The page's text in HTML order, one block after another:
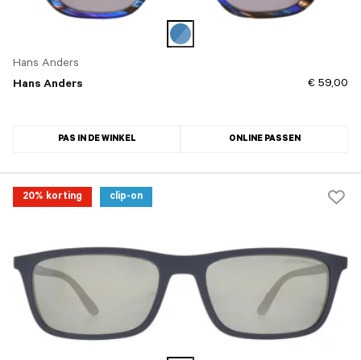
Hans Anders
Hans Anders
€ 59,00
PAS IN DE WINKEL ONLINE PASSEN
20% korting clip-on